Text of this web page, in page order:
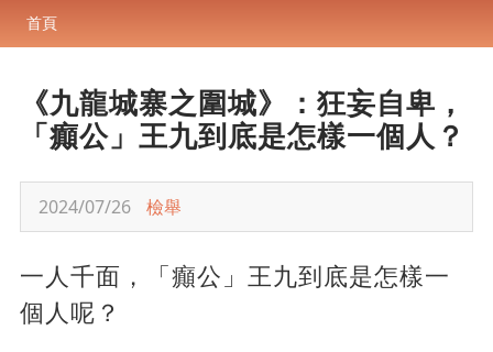
首頁
《九龍城寨之圍城》：狂妄自卑，
「癲公」王九到底是怎樣一個人？
2024/07/26 檢舉
一人千面，「癲公」王九到底是怎樣一
個人呢？